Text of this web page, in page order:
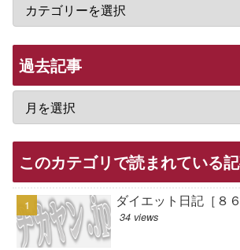
過去記事
このカテゴリで読まれている
ダイエット日記［８
34 views